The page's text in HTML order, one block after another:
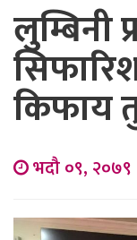
लुम्बिनी
किफाय
भदौ ०९, २०७९